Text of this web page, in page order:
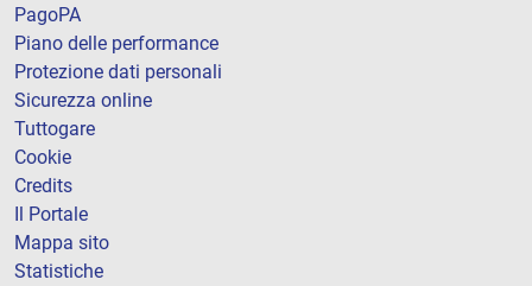
PagoPA
Piano delle performance
Protezione dati personali
Sicurezza online
Tuttogare
Cookie
Credits
Il Portale
Mappa sito
Statistiche